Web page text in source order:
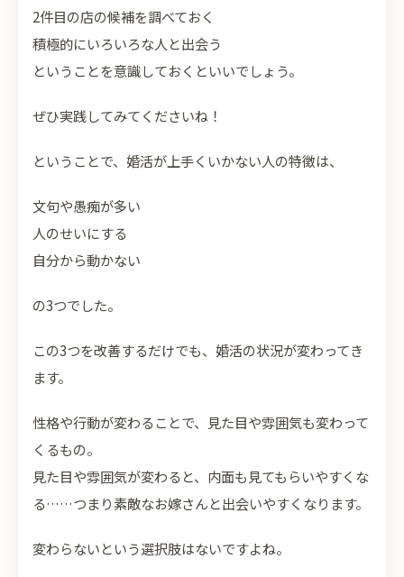
2件目の店の候補を調べておく
積極的にいろいろな人と出会う
ということを意識しておくといいでしょう。
ぜひ実践してみてくださいね！
ということで、婚活が上手くいかない人の特徴は、
文句や愚痴が多い
人のせいにする
自分から動かない
の3つでした。
この3つを改善するだけでも、婚活の状況が変わってき
ます。
性格や行動が変わることで、見た目や雰囲気も変わって
くるもの。
見た目や雰囲気が変わると、内面も見てもらいやすくな
る……つまり素敵なお嫁さんと出会いやすくなります。
変わらないという選択肢はないですよね。